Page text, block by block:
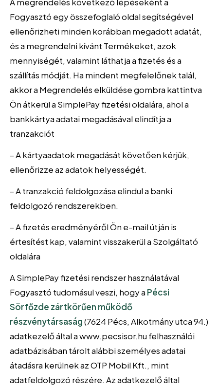
Fogyasztó egy összefoglaló oldal segítségével
ellenőrizheti minden korábban megadott adatát,
és a megrendelni kívánt Termékeket, azok
mennyiségét, valamint láthatja a fizetés és a
szállítás módját. Ha mindent megfelelőnek talál,
akkor a Megrendelés elküldése gombra kattintva
Ön átkerül a SimplePay fizetési oldalára, ahol a
bankkártya adatai megadásával elindítja a
tranzakciót
– A kártyaadatok megadását követően kérjük,
ellenőrizze az adatok helyességét.
– A tranzakció feldolgozása elindul a banki
feldolgozó rendszerekben.
– A fizetés eredményéről Ön e-mail útján is
értesítést kap, valamint visszakerül a Szolgáltató
oldalára
A SimplePay fizetési rendszer használatával
Fogyasztó tudomásul veszi, hogy a Pécsi
Sörfőzde zártkörűen működő
részvénytársaság(7624 Pécs, Alkotmány utca 94.)
adatkezelő által a www.pecsisor.hu felhasználói
adatbázisában tárolt alábbi személyes adatai
átadásra kerülnek az OTP Mobil Kft., mint
adatfeldolgozó részére. Az adatkezelő által